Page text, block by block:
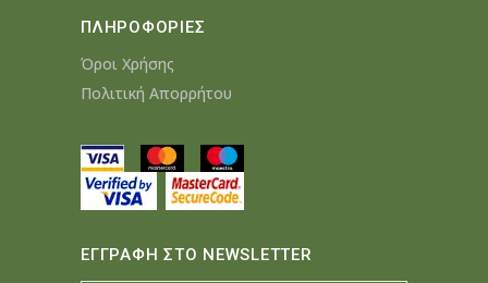
ΠΛΗΡΟΦΟΡΙΕΣ
Όροι Χρήσης
Πολιτική Απορρήτου
ΕΓΓΡΑΦΗ ΣΤΟ NEWSLETTER